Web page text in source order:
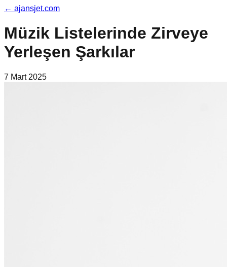
← ajansjet.com
Müzik Listelerinde Zirveye
Yerleşen Şarkılar
7 Mart 2025